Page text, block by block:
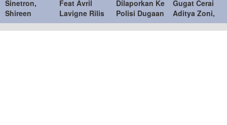
Sinetron,
Shireen
Sungkar
Fokus
Feat Avril
Lavigne Rilis
Single Terbaru
“Better Days”
Dilaporkan Ke
Polisi Dugaan
Tidak Memiliki
Itikad Baik
Gugat Cerai
Aditya Zoni,
Mengaku
Sering